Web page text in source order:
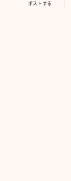
ポストする